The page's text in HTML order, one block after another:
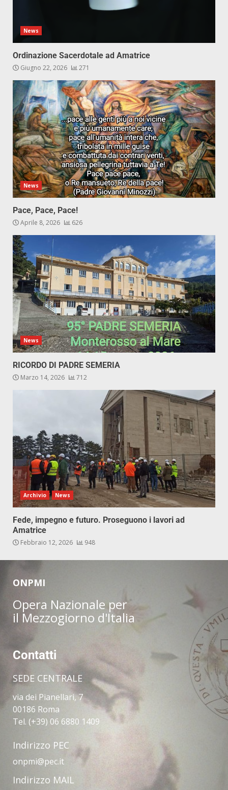
News
Ordinazione Sacerdotale ad Amatrice
Giugno 22, 2026 271
News
Pace, Pace, Pace!
Aprile 8, 2026 626
News
RICORDO DI PADRE SEMERIA
Marzo 14, 2026 712
Archivio News
Fede, impegno e futuro. Proseguono i lavori ad
Amatrice
Febbraio 12, 2026 948
ONPMI
Opera Nazionale per
il Mezzogiorno d'Italia
Contatti
SEDE CENTRALE
via dei Pianellari, 7
00186 Roma
Tel. (+39) 06 6880 1409
Indirizzo PEC
onpmi@pec.it
Indirizzo MAIL